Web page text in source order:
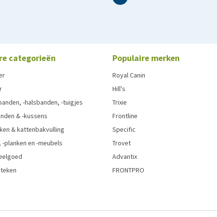
categorieën
-halsbanden, -tuigjes
& -kussens
& kattenbakvulling
planken en -meubels
Populaire merken
Royal Canin
Hill's
Trixie
Frontline
Specific
Trovet
Advantix
FRONTPRO